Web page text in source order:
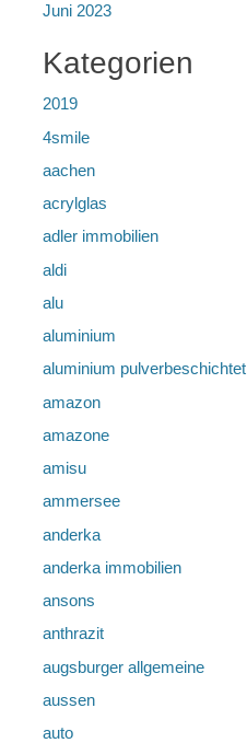
Juni 2023
Kategorien
2019
4smile
aachen
acrylglas
adler immobilien
aldi
alu
aluminium
aluminium pulverbeschichtet
amazon
amazone
amisu
ammersee
anderka
anderka immobilien
ansons
anthrazit
augsburger allgemeine
aussen
auto